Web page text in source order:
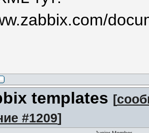
templates [
#1209]